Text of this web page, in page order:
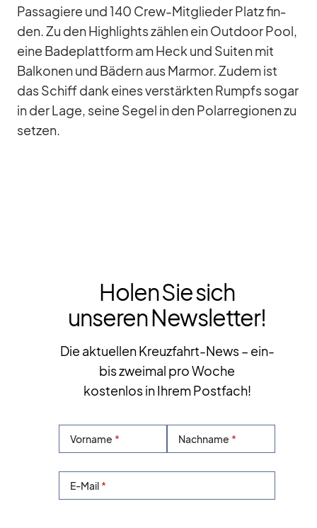
Pas­sa­giere und 140 Crew-Mit­glie­der Platz fin­
den. Zu den High­lights zäh­len ein Out­door Pool,
eine Ba­de­platt­form am Heck und Sui­ten mit
Bal­ko­nen und Bä­dern aus Mar­mor. Zu­dem ist
das Schiff dank ei­nes ver­stärk­ten Rumpfs so­gar
in der Lage, seine Se­gel in den Po­lar­re­gio­nen zu
set­zen.
Holen Sie sich
unseren Newsletter!
Die aktuellen Kreuzfahrt-News – ein-
bis zweimal pro Woche
kostenlos in Ihrem Postfach!
Vorname Nachname
E-Mail